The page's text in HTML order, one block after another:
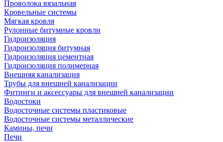
Проволока вязальная
Кровельные системы
Мягкая кровля
Рулонные битумные кровли
Гидроизоляция
Гидроизоляция битумная
Гидроизоляция цементная
Гидроизоляция полимерная
Внешняя канализация
Трубы для внешней канализации
Фитинги и аксессуары для внешней канализации
Водостоки
Водосточные системы пластиковые
Водосточные системы металлические
Камины, печи
Печи